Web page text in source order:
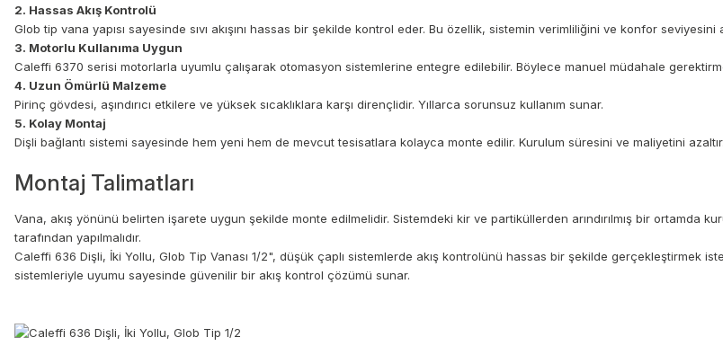
2. Hassas Akış Kontrolü
Glob tip vana yapısı sayesinde sıvı akışını hassas bir şekilde kontrol eder. Bu özellik, sistemin verimliliğini ve konfor seviyesini
3. Motorlu Kullanıma Uygun
Caleffi 6370 serisi motorlarla uyumlu çalışarak otomasyon sistemlerine entegre edilebilir. Böylece manuel müdahale
4. Uzun Ömürlü Malzeme
Pirinç gövdesi, aşındırıcı etkilere ve yüksek sıcaklıklara karşı dirençlidir. Yıllarca sorunsuz kullanım sunar.
5. Kolay Montaj
Dişli bağlantı sistemi sayesinde hem yeni hem de mevcut tesisatlara kolayca monte edilir. Kurulum süresini ve maliyetini azaltır.
Montaj Talimatları
Vana, akış yönünü belirten işarete uygun şekilde monte edilmelidir. Sistemdeki kir ve partiküllerden arındırılmış bir ortamda
tarafından yapılmalıdır.
Caleffi 636 Dişli, İki Yollu, Glob Tip Vanası 1/2", düşük çaplı sistemlerde akış kontrolünü hassas bir şekilde gerçekleştirmek
sistemleriyle uyumu sayesinde güvenilir bir akış kontrol çözümü sunar.